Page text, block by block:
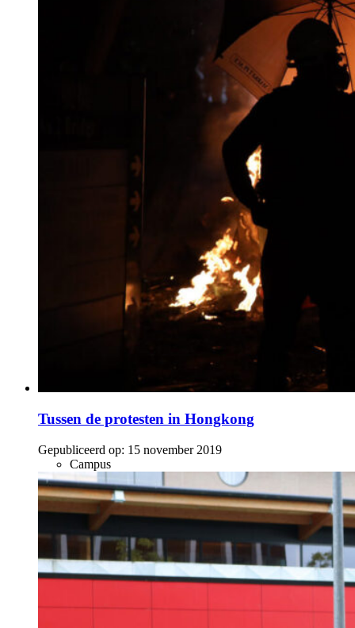
Tussen de protesten in Hongkong
Gepubliceerd op: 15 november 2019
Campus